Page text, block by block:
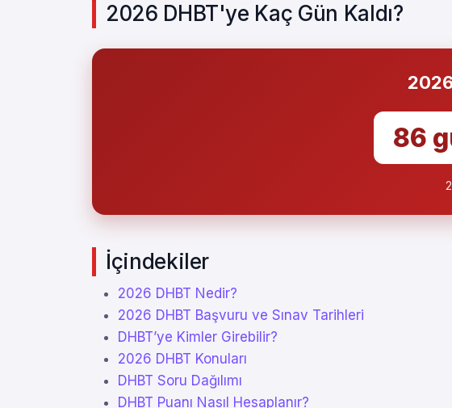
2026 DHBT'ye Kaç Gün Kaldı?
86
İçindekiler
2026 DHBT Nedir?
2026 DHBT Başvuru ve Sınav Tarihleri
DHBT’ye Kimler Girebilir?
2026 DHBT Konuları
DHBT Soru Dağılımı
DHBT Puanı Nasıl Hesaplanır?